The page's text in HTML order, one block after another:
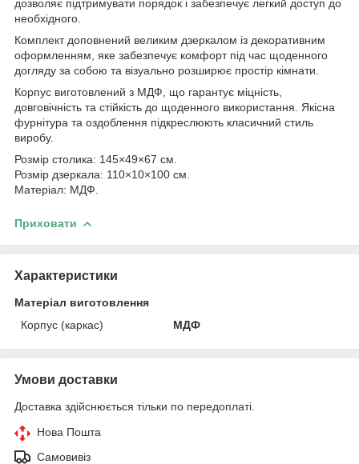
дозволяє підтримувати порядок і забезпечує легкий доступ до
необхідного.
Комплект доповнений великим дзеркалом із декоративним
оформленням, яке забезпечує комфорт під час щоденного
догляду за собою та візуально розширює простір кімнати.
Корпус виготовлений з МДФ, що гарантує міцність,
довговічність та стійкість до щоденного використання. Якісна
фурнітура та оздоблення підкреслюють класичний стиль
виробу.
Розмір столика: 145×49×67 см.
Розмір дзеркала: 110×10×100 см.
Матеріал: МДФ.
Приховати
Характеристики
Матеріал виготовлення
Корпус (каркас)
МДФ
Умови доставки
Доставка здійснюється тільки по передоплаті.
Нова Пошта
Самовивіз